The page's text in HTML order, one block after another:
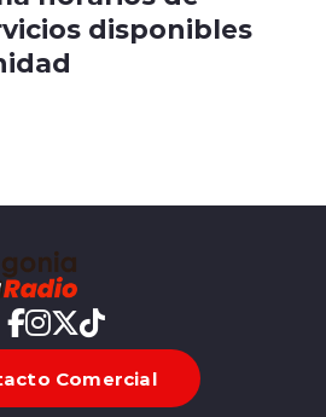
disponibles
Comercial